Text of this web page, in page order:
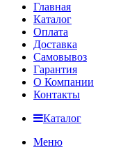
Главная
Каталог
Оплата
Доставка
Самовывоз
Гарантия
О Компании
Контакты
Каталог
Меню